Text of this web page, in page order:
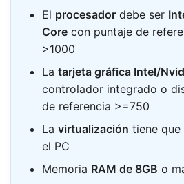
El procesador debe ser
Core con puntaje de
>1000
La tarjeta gráfica Intel/
controlador integrado o
de referencia >=750
La virtualización tiene que
el PC
Memoria RAM de 8GB o